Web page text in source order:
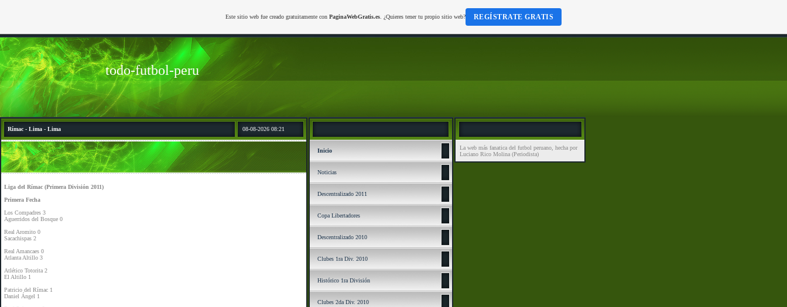
todo-futbol-peru
Rímac - Lima - Lima 08-08-2026 08:21
Liga del Rímac (Primera División 2011)
Primera Fecha
Los Compadres 3
Aguerridos del Bosque 0
Real Aromito 0
Sacachispas 2
Real Amancaes 0
Atlanta Altillo 3
Atlético Totorita 2
El Altillo 1
Patricio del Rímac 1
Daniel Ángel 1
Inicio
Noticias
Descentralizado 2011
Copa Libertadores
Descentralizado 2010
Clubes 1ra Div. 2010
Histórico 1ra División
Clubes 2da Div. 2010
La web más fanatica del futbol peruano, hecha por
Luciano Rico Molina (Periodista)
Este sitio web fue creado gratuitamente con PaginaWebGratis.es. ¿Quieres tener tu propio sitio web? REGÍSTRATE GRATIS